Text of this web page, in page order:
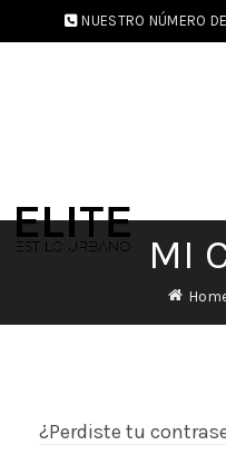
NUESTRO NÚMERO
MI
¿Perdiste tu